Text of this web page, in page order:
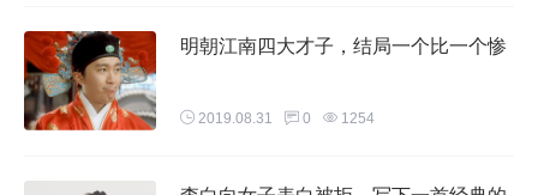
明朝江南四大才子，结局一个比一个惨
2019.08.31 0 1254